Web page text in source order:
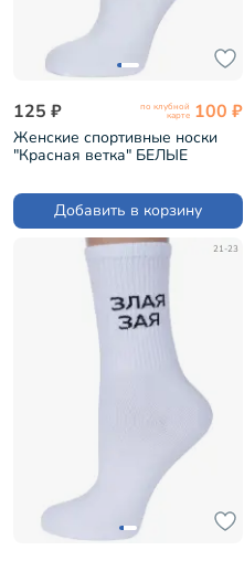
125 ₽ по клубной
карте 100 ₽
Женские спортивные носки
"Красная ветка" БЕЛЫЕ
Добавить в корзину
21-23